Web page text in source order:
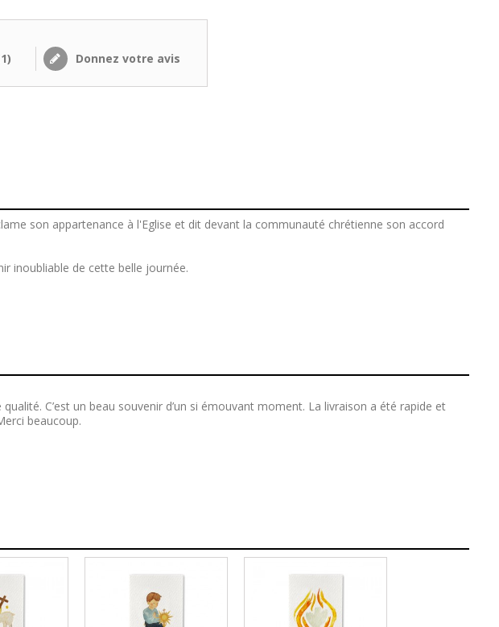
1) Donnez votre avis
son appartenance à l'Eglise et dit devant la communauté chrétienne son accord
inoubliable de cette belle journée.
C’est un beau souvenir d’un si émouvant moment. La livraison a été rapide et
beaucoup.